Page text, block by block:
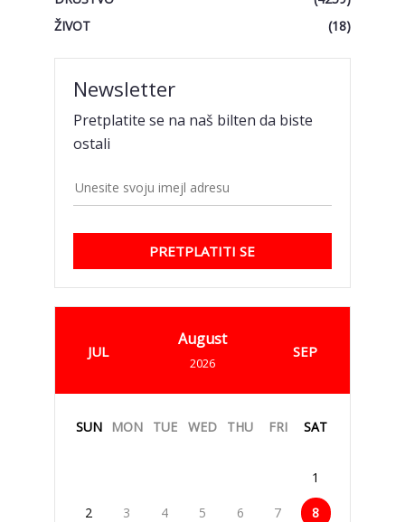
ŽIVOT
(18)
Newsletter
Pretplatite se na naš bilten da biste
ostali
PRETPLATITI SE
JUL
August
2026
SEP
SUN MON TUE WED THU FRI SAT
1
2 3 4 5 6 7 8